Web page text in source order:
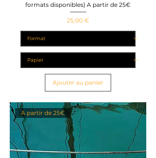
formats disponibles) A partir de 25€
Prix
25,00 €
Ajouter au panier
A partir de 25€